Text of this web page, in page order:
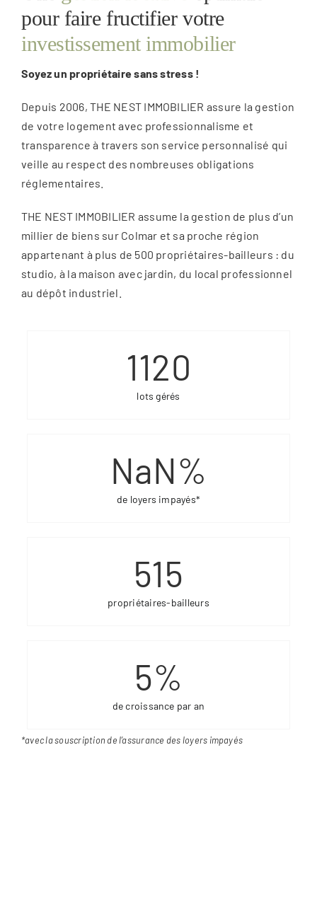
Espace Client
La carte
pour faire fructifier votre
investissement immobilier
Soyez un propriétaire sans stress !
Depuis 2006, THE NEST IMMOBILIER assure la gestion
de votre logement avec professionnalisme et
transparence à travers son service personnalisé qui
veille au respect des nombreuses obligations
réglementaires.
THE NEST IMMOBILIER assume la gestion de plus d’un
millier de biens sur Colmar et sa proche région
appartenant à plus de 500 propriétaires-bailleurs : du
studio, à la maison avec jardin, du local professionnel
au dépôt industriel.
1120
lots gérés
NaN%
de loyers impayés*
515
propriétaires-bailleurs
5%
de croissance par an
*avec la souscription de l’assurance des loyers impayés